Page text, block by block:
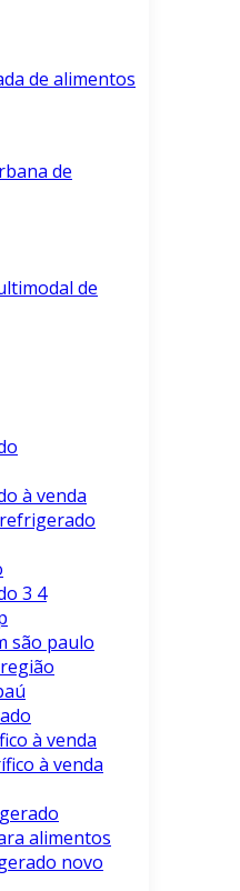
de alimentos
de
de
à venda
3 4
são paulo
à venda
à venda
alimentos
novo